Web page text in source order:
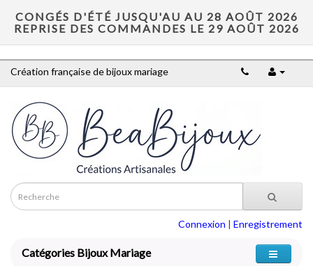
CONGÉS D'ÉTÉ JUSQU'AU AU 28 AOÛT 2026
REPRISE DES COMMANDES LE 29 AOÛT 2026
Création française de bijoux mariage
Connexion | Enregistrement
Catégories Bijoux Mariage